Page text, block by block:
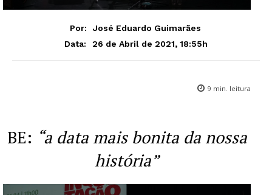
Por:
José Eduardo Guimarães
Data:
26 de Abril de 2021, 18:55h
9 min. leitura
BE: “a data mais bonita da nossa
história”